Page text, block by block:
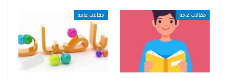
مقالات عامة مقالات عامة